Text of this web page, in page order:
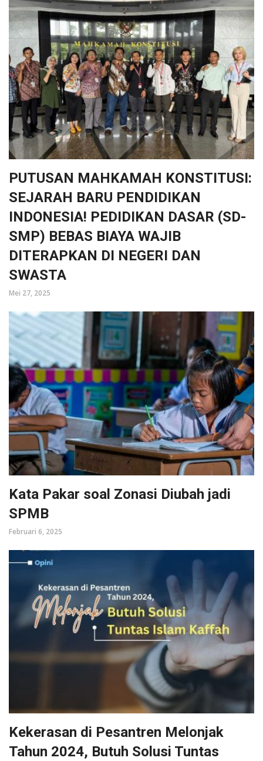
PUTUSAN MAHKAMAH KONSTITUSI:
SEJARAH BARU PENDIDIKAN
INDONESIA! PEDIDIKAN DASAR (SD-
SMP) BEBAS BIAYA WAJIB
DITERAPKAN DI NEGERI DAN
SWASTA
Mei 27, 2025
Kata Pakar soal Zonasi Diubah jadi
SPMB
Februari 6, 2025
Kekerasan di Pesantren Melonjak
Tahun 2024, Butuh Solusi Tuntas